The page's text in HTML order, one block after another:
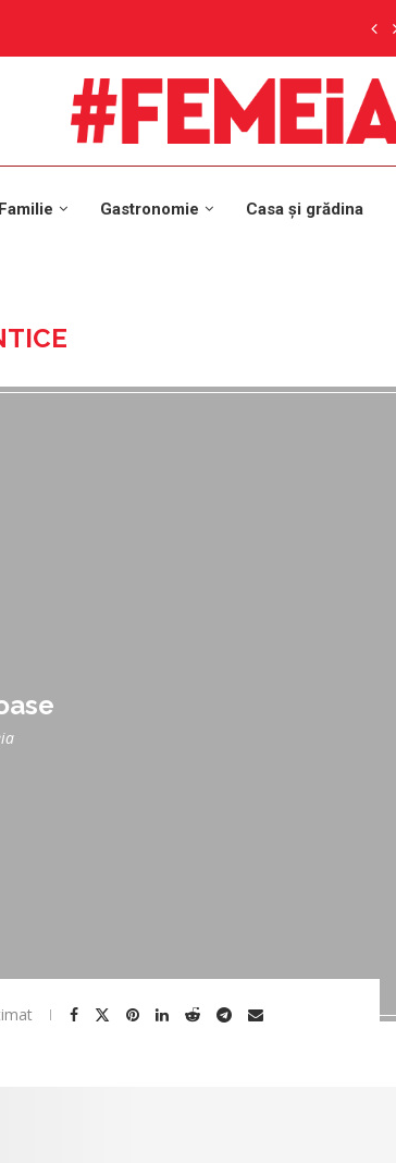
Familie Gastronomie Casa și grădina